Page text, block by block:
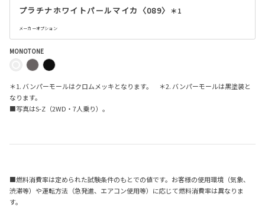
プラチナホワイトパールマイカ〈089〉 ＊1
メーカーオプション
MONOTONE
＊1. バンパーモールはクロムメッキとなります。 ＊2. バンパーモールは黒塗装と
なります。
■写真はS-Z （2WD ・ 7人乗り）。
■燃料消費率は定められた試験条件のもとでの値です。お客様の使用環境（気象、
渋滞等）や運転方法（急発進、エアコン使用等）に応じて燃料消費率は異なりま
す。